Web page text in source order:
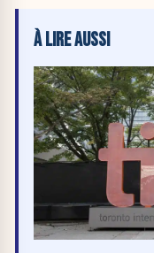
À LIRE AUSSI